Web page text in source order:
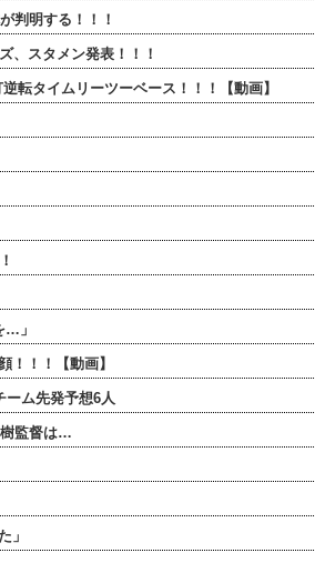
判明する！！！
スタメン発表！！！
転タイムリーツーベース！！！【動画】
…」
！！【動画】
ム先発予想6人
監督は…
」